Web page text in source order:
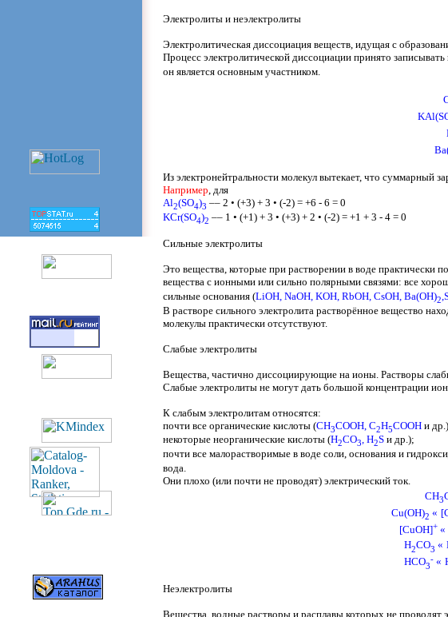
Электролиты и неэлектролиты
Электролитическая диссоциация веществ, идущая с
Процесс электролитической диссоциации принято
он является основным участником.
Из электронейтральности молекул вытекает, что суммарный
Например , для
Al2(SO4)3 –– 2 • (+3) + 3 • (-2) = +6 - 6 = 0
KCr(SO4)2 –– 1 • (+1) + 3 • (+3) + 2 • (-2) = +1 + 3 - 4 = 0
Сильные электролиты
Это вещества, которые при растворении в воде практически
вещества с ионными или сильно полярными связями: все
сильные основания (LiOH, NaOH, KOH, RbOH, CsOH, Ba(OH)2
В растворе сильного электролита растворённое вещество
молекулы практически отсутствуют.
Слабые электролиты
Вещества, частично диссоциирующие на ионы. Растворы
Слабые электролиты не могут дать большой концентрации
К слабым электролитам относятся:
почти все органические кислоты (CH3COOH, C2H5COOH и
некоторые неорганические кислоты (H2CO3, H2S и др.);
почти все малорастворимые в воде соли, основания и
вода.
Они плохо (или почти не проводят) электрический ток.
СH3
Cu(OH)2 « [
[CuOH]+ «
H2CO3 «
HCO3
- «
Неэлектролиты
Вещества, водные растворы и расплавы которых не проводят